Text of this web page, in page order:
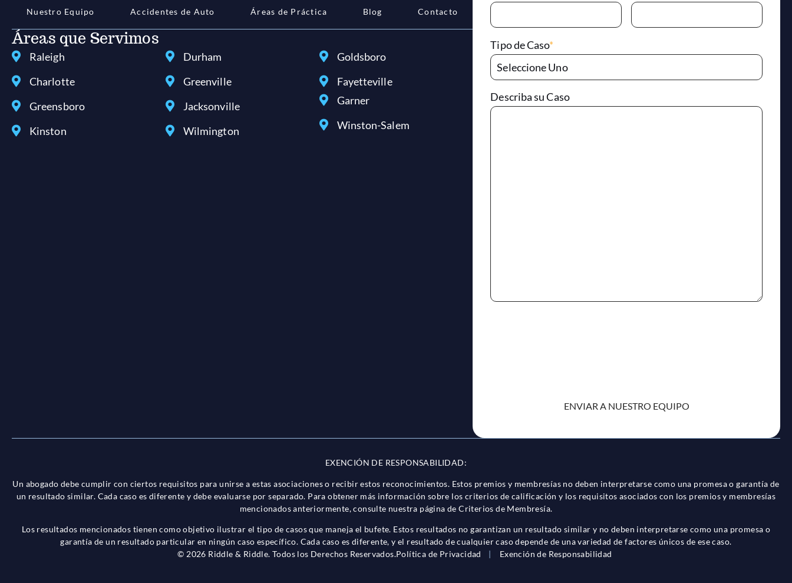
Nuestro Equipo Accidentes de Auto Áreas de Práctica Blog Contacto
Áreas que Servimos
Raleigh
Charlotte
Greensboro
Kinston
Durham
Greenville
Jacksonville
Wilmington
Goldsboro
Fayetteville
Garner
Winston-Salem
Tipo de Caso*
Describa su Caso
EXENCIÓN DE RESPONSABILIDAD:
Un abogado debe cumplir con ciertos requisitos para unirse a estas asociaciones o recibir estos reconocimientos. Estos premios y membresías no deben interpretarse como una promesa o garantía de
un resultado similar. Cada caso es diferente y debe evaluarse por separado. Para obtener más información sobre los criterios de calificación y los requisitos asociados con los premios y membresías
mencionados anteriormente, consulte nuestra página de Criterios de Membresía.
Los resultados mencionados tienen como objetivo ilustrar el tipo de casos que maneja el bufete. Estos resultados no garantizan un resultado similar y no deben interpretarse como una promesa o
garantía de un resultado particular en ningún caso específico. Cada caso es diferente, y el resultado de cualquier caso depende de una variedad de factores únicos de ese caso.
© 2026 Riddle & Riddle. Todos los Derechos Reservados.Política de Privacidad | Exención de Responsabilidad